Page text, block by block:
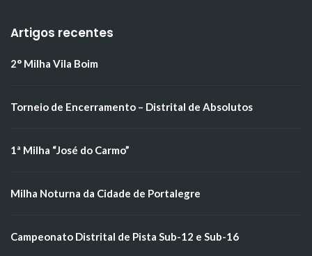
Artigos recentes
2° Milha Vila Boim
Torneio de Encerramento – Distrital de Absolutos
1ª Milha “José do Carmo”
Milha Noturna da Cidade de Portalegre
Campeonato Distrital de Pista Sub-12 e Sub-16